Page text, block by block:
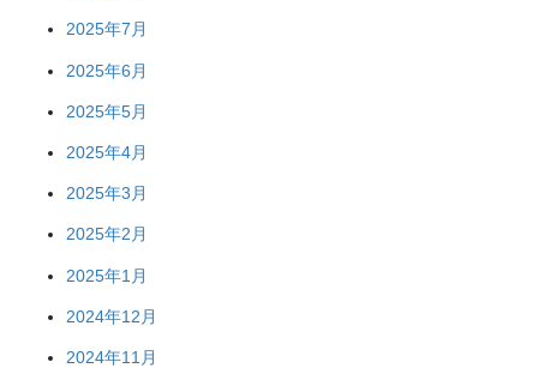
2025年7月
2025年6月
2025年5月
2025年4月
2025年3月
2025年2月
2025年1月
2024年12月
2024年11月